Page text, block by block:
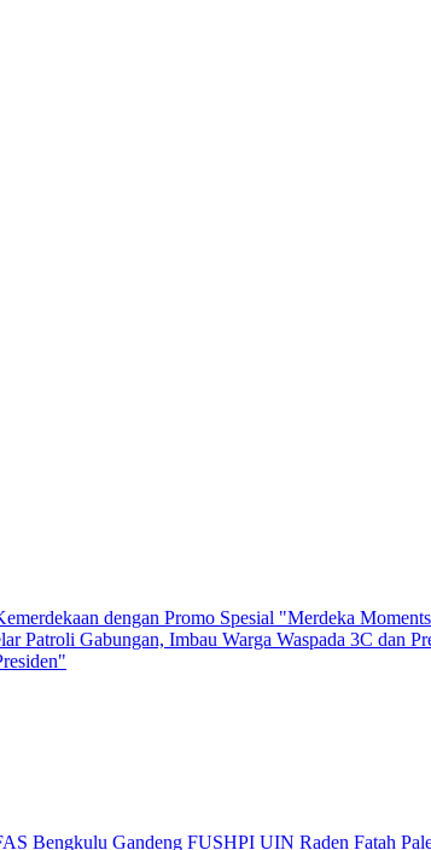
dengan Promo Spesial "Merdeka
Patroli Gabungan, Imbau Warga Waspada 3C dan